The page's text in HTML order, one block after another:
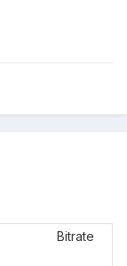
Bitrate